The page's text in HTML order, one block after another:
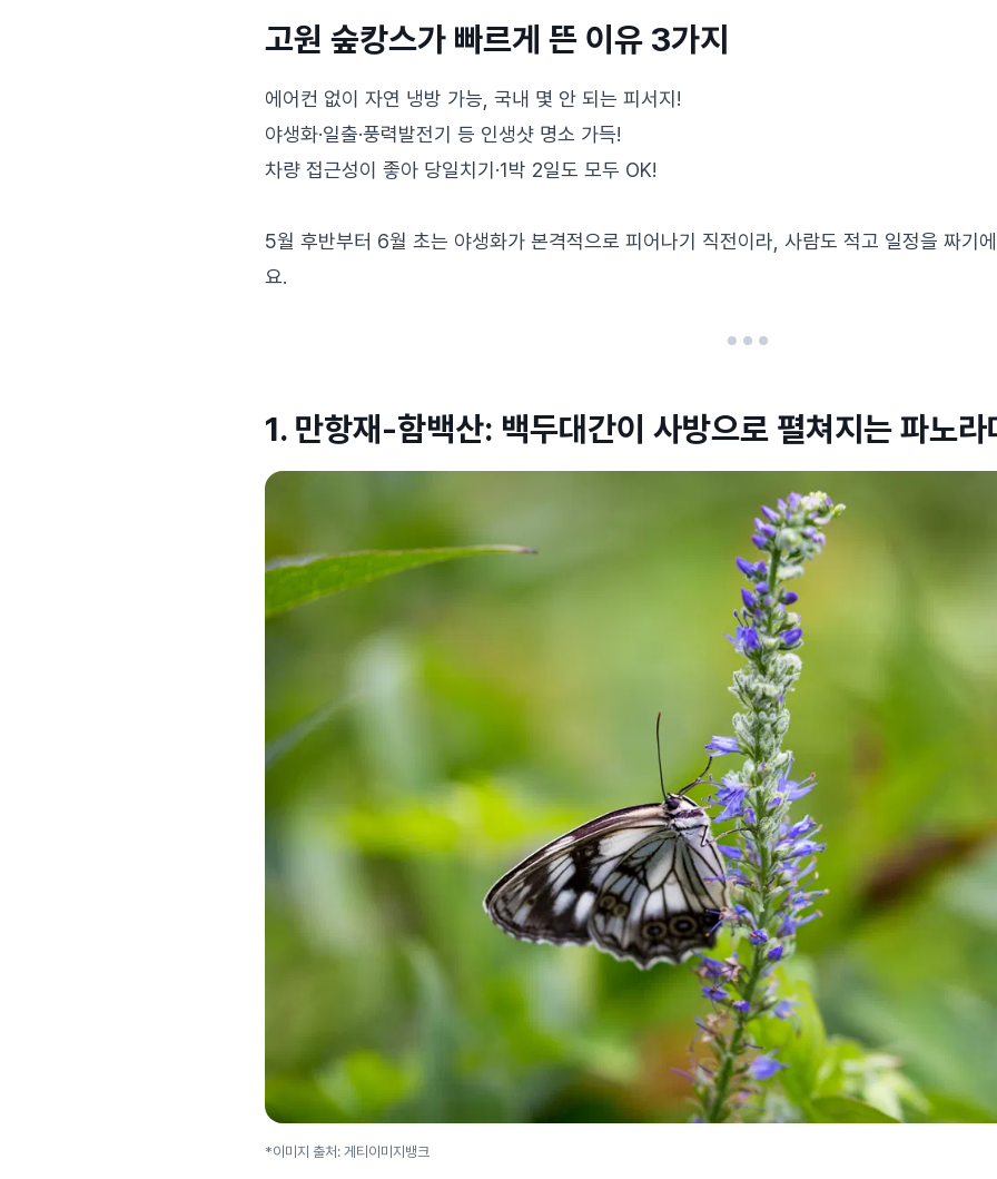
고원 숲캉스가 빠르게 뜬 이유 3가지
에어컨 없이 자연 냉방 가능, 국내 몇 안 되는 피서지!
야생화·일출·풍력발전기 등 인생샷 명소 가득!
차량 접근성이 좋아 당일치기·1박 2일도 모두 OK!
5월 후반부터 6월 초는 야생화가 본격적으로 피어나기 직전이라, 사람도 적고 일정을 짜기
요.
1. 만항재-함백산: 백두대간이 사방으로 펼쳐지는 파노라
*이미지 출처: 게티이미지뱅크